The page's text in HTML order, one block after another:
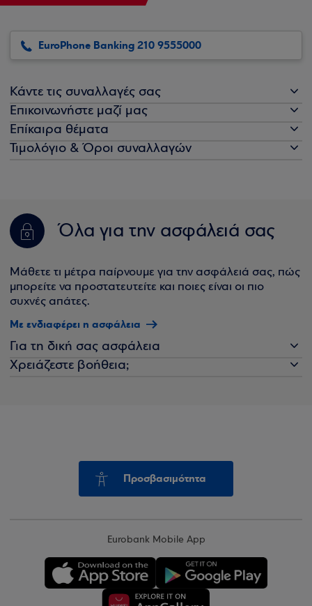
EuroPhone Banking 210 9555000
Κάντε τις συναλλαγές σας
Επικοινωνήστε μαζί μας
Επίκαιρα θέματα
Τιμολόγιο & Όροι συναλλαγών
Όλα για την ασφάλειά σας
Μάθετε τι μέτρα παίρνουμε για την ασφάλειά σας, πώς
μπορείτε να προστατευτείτε και ποιες είναι οι πιο
συχνές απάτες.
Με ενδιαφέρει η ασφάλεια
Για τη δική σας ασφάλεια
Χρειάζεστε βοήθεια;
Προσβασιμότητα
Eurobank Mobile App